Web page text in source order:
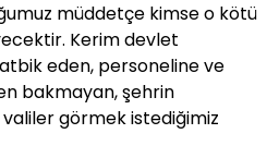
müddetçe kimse o kötü
Kerim devlet
tatbik eden, personeline ve
bakmayan, şehrin
görmek istediğimiz